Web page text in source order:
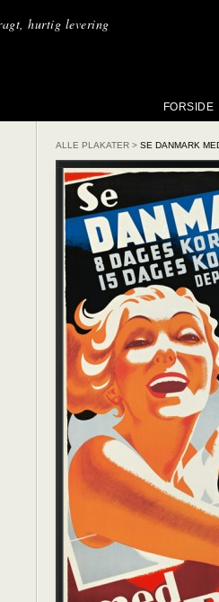
hurtig levering
FORSIDE
ALLE PLAKATER > SE DANMARK